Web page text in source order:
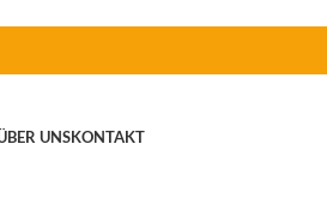
UNSKONTAKT